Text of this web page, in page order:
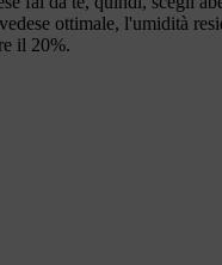
ottimale, l'umidità
il 20%.